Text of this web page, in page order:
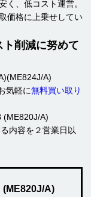
く、低コスト運営。
価格に上乗せしてい
削減に努めて
A)
気軽に無料買い取り
(ME820J/A)
内容を２営業日以
A)